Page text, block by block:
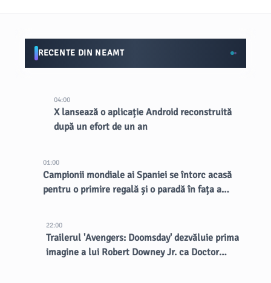
RECENTE DIN NEAMT
04:00
X lansează o aplicație Android reconstruită
după un efort de un an
01:00
Campionii mondiale ai Spaniei se întorc acasă
pentru o primire regală și o paradă în fața a
22:00
Trailerul 'Avengers: Doomsday' dezvăluie prima
imagine a lui Robert Downey Jr. ca Doctor